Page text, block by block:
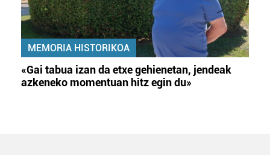
MEMORIA HISTORIKOA
«Gai tabua izan da etxe gehienetan, jendeak
azkeneko momentuan hitz egin du»